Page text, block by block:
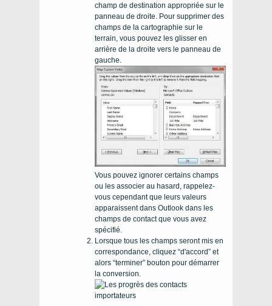
champ de destination appropriée sur le
panneau de droite. Pour supprimer des
champs de la cartographie sur le
terrain, vous pouvez les glisser en
arrière de la droite vers le panneau de
gauche.
Vous pouvez ignorer certains champs
ou les associer au hasard, rappelez-
vous cependant que leurs valeurs
apparaissent dans Outlook dans les
champs de contact que vous avez
spécifié.
Lorsque tous les champs seront mis en
correspondance, cliquez “d'accord” et
alors “terminer” bouton pour démarrer
la conversion.